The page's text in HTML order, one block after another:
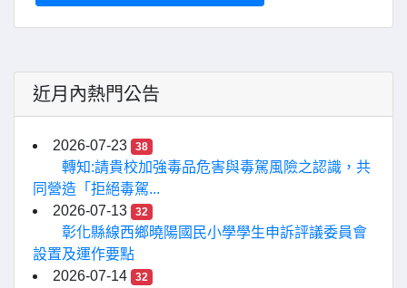
近月內熱門公告
2026-07-23 38
轉知:請貴校加強毒品危害與毒駕風險之認識，共
同營造「拒絕毒駕...
2026-07-13
32
彰化縣線西鄉曉陽國民小學學生申訴評議委員會
設置及運作要點
2026-07-14
32